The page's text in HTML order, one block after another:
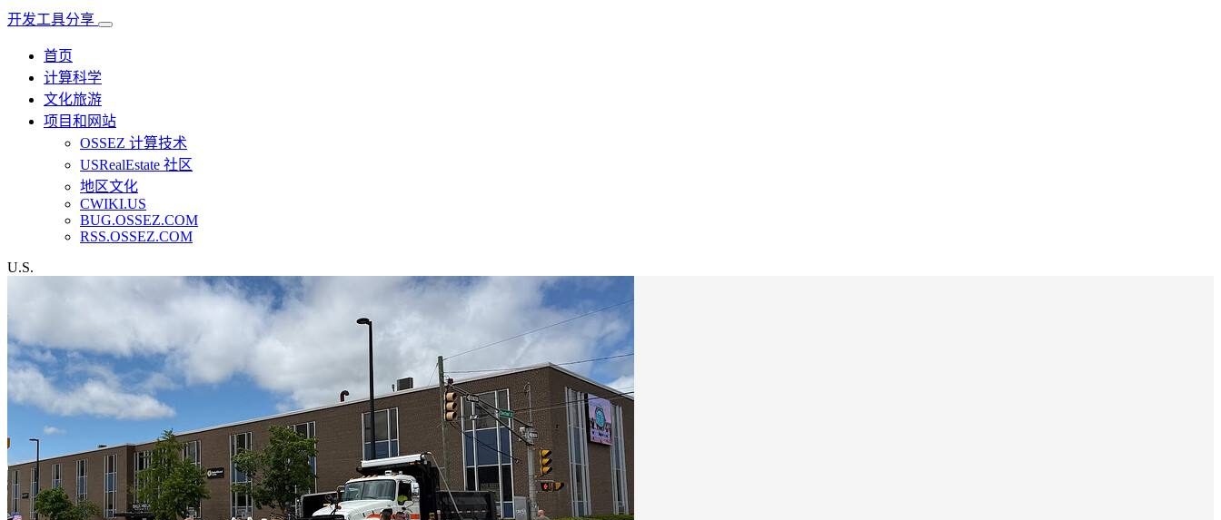
开发工具分享
首页
计算科学
文化旅游
项目和网站
OSSEZ 计算技术
USRealEstate 社区
地区文化
CWIKI.US
BUG.OSSEZ.COM
RSS.OSSEZ.COM
U.S.